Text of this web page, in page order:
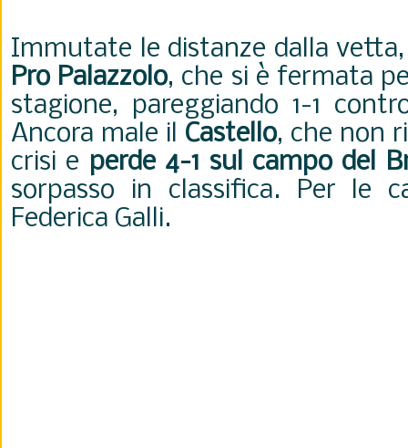
Immutate le distanze dalla
Pro Palazzolo, che si è fermata
stagione, pareggiando 1-1
Ancora male il Castello, che non
crisi e perde 4-1 sul campo del
sorpasso in classifica. Per le
Federica Galli.